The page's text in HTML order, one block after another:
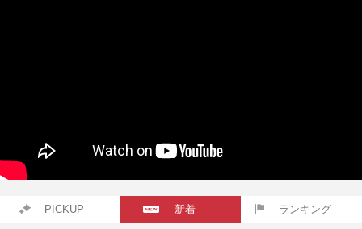
PICKUP 新着 ランキング